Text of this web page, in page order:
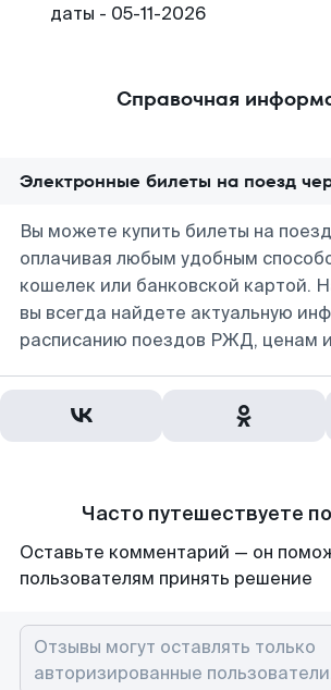
даты - 05-11-2026
Справочная
Электронные билеты на поезд
Вы можете купить билеты на
оплачивая любым удобным
кошелек или банковской картой.
вы всегда найдете актуальную
расписанию поездов РЖД, ценам
Часто путешествуете
Оставьте комментарий — он
пользователям принять решение